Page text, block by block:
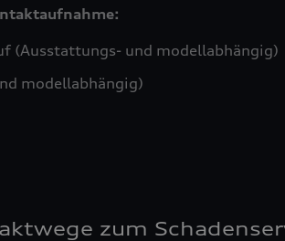
(Ausstattungs- und modellabhängig)
modellabhängig)
zum